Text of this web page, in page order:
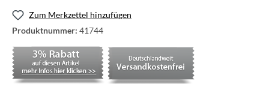
Zum Merkzettel hinzufügen
Produktnummer: 41744